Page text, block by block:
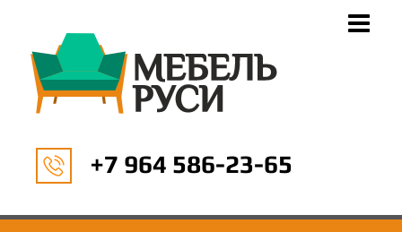
+7 964 586-23-65